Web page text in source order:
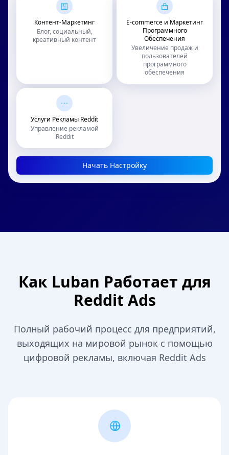
Контент-Маркетинг
Блог, социальный,
креативный контент
E-commerce и Маркетинг
Программного
Обеспечения
Увеличение продаж и
пользователей
программного
обеспечения
Услуги Рекламы Reddit
Управление рекламой
Reddit
Начать Настройку
Как Luban Работает для
Reddit Ads
Полный рабочий процесс для предприятий,
выходящих на мировой рынок с помощью
цифровой рекламы, включая Reddit Ads